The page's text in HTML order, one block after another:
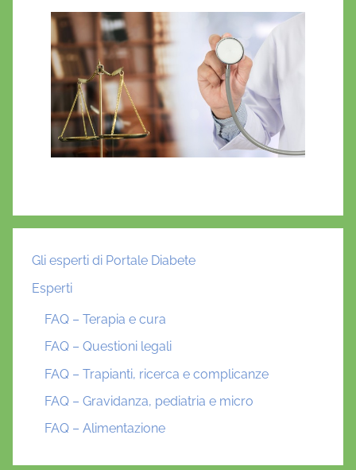
Gli esperti di Portale Diabete
Esperti
FAQ – Terapia e cura
FAQ – Questioni legali
FAQ – Trapianti, ricerca e complicanze
FAQ – Gravidanza, pediatria e micro
FAQ – Alimentazione